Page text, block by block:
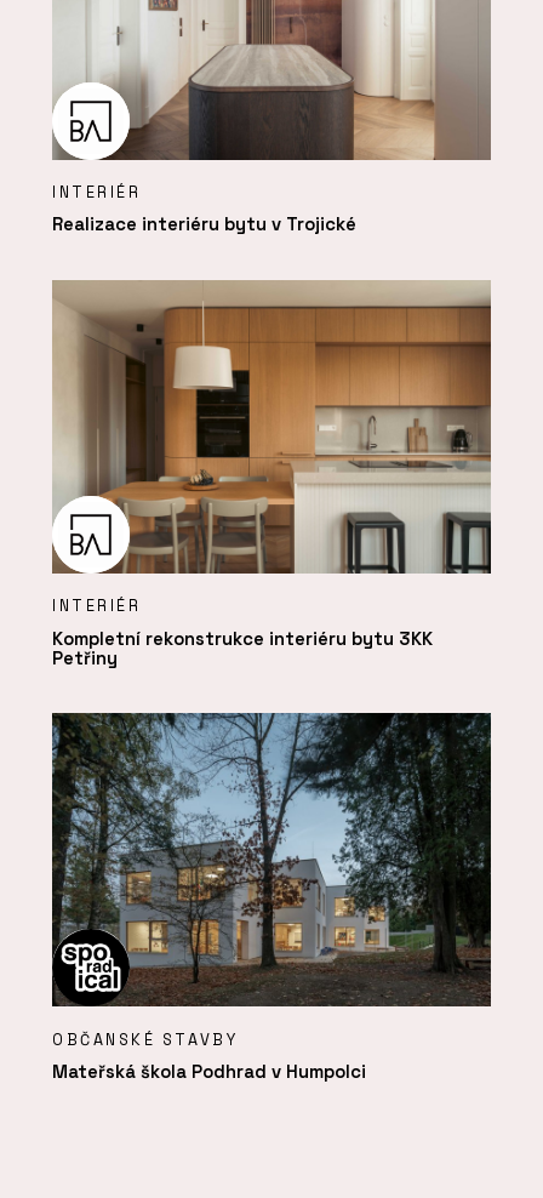
INTERIÉR
Realizace interiéru bytu v Trojické
INTERIÉR
Kompletní rekonstrukce interiéru bytu 3KK
Petřiny
OBČANSKÉ STAVBY
Mateřská škola Podhrad v Humpolci